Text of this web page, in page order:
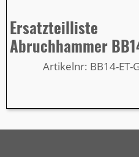
Ersatzteilliste
Abruchhammer
Artikelnr: BB14-ET-